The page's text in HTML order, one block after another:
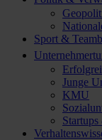
Sport &
Junge
KMU